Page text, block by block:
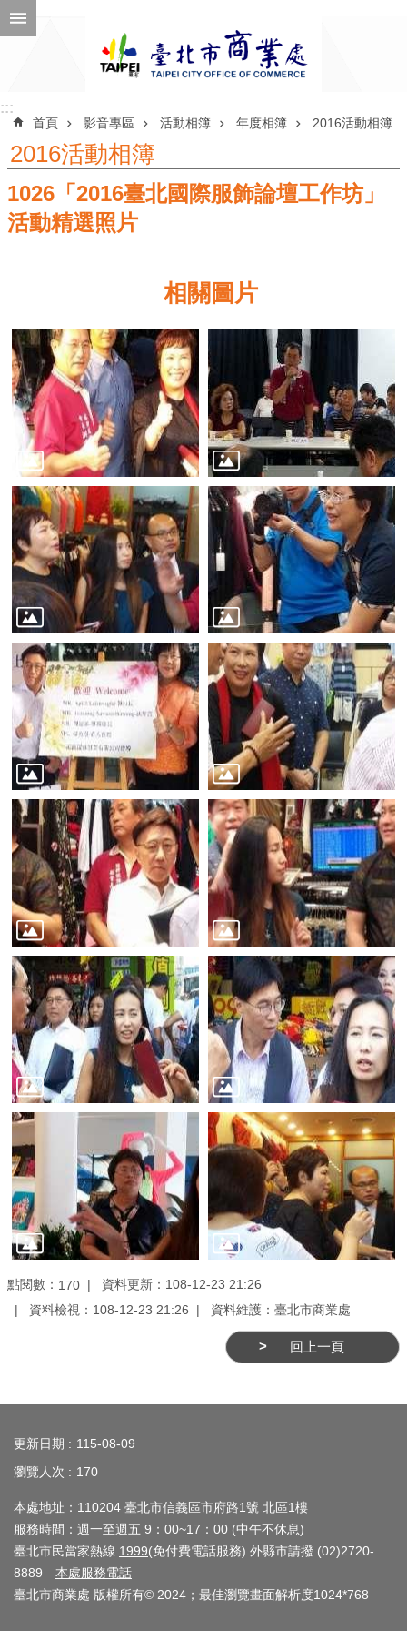
跳到主要內容區塊
公
告
介
紹
業
務
訊
線
上
服
務
公
司
及
業
登
記
服
務
商
業
管
理
商
業
發
展
與
輔
導
商
圈
廊
帶
介
影
站
導
回
頁
::::::
首頁 影音專區 活動相簿 年度相簿 2016活動相簿
2016活動相簿
1026「2016臺北國際服飾論壇工作坊」
活動精選照片
相關圖片
點閱數： 170
資料更新：108-12-23 21:26
資料檢視：108-12-23 21:26
資料維護：臺北市商業處
回上一頁
更新日期
115-08-09
瀏覽人次
170
本處地址：110204 臺北市信義區市府路1號 北區1樓
服務時間：週一至週五 9：00~17：00 (中午不休息)
臺北市民當家熱線 1999(免付費電話服務) 外縣市請撥 (02)2720-
8889 本處服務電話
臺北市商業處 版權所有© 2024；最佳瀏覽畫面解析度1024*768